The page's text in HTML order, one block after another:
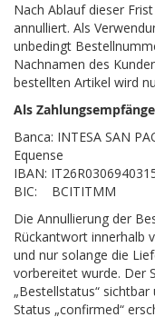
Nach Ablauf dieser
annulliert. Als
unbedingt
Nachnamen des
bestellten Artikel wird
Als
Banca: INTESA SAN
Equense
IBAN:
BIC: BCITITMM
Die Annullierung der
Rückantwort innerhalb
und nur solange die
vorbereitet wurde. Der
„Bestellstatus“
Status „confirmed“